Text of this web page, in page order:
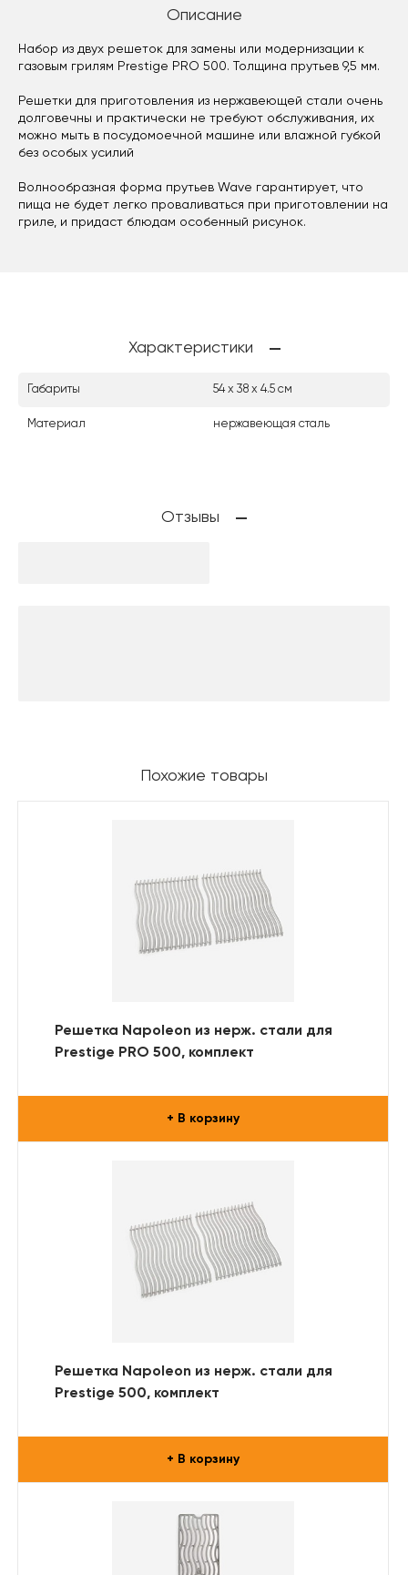
Описание
Набор из двух решеток для замены или модернизации к
газовым грилям Prestige PRO 500. Толщина прутьев 9,5 мм.
Решетки для приготовления из нержавеющей стали очень
долговечны и практически не требуют обслуживания, их
можно мыть в посудомоечной машине или влажной губкой
без особых усилий
Волнообразная форма прутьев Wave гарантирует, что
пища не будет легко проваливаться при приготовлении на
гриле, и придаст блюдам особенный рисунок.
Характеристики
Габариты 54 х 38 х 4.5 см
Материал нержавеющая сталь
Отзывы
Похожие товары
Решетка Napoleon из нерж. стали для
Prestige PRO 500, комплект
+ В корзину
Решетка Napoleon из нерж. стали для
Prestige 500, комплект
+ В корзину